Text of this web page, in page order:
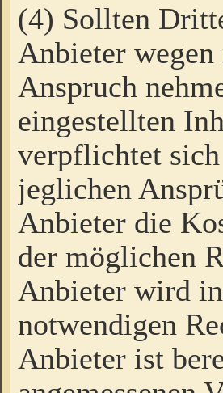
(4) Sollten
Anbieter
Anspruch
eingestellten
verpflichtet
jeglichen
Anbieter die
der möglichen
Anbieter wird
notwendigen
Anbieter ist